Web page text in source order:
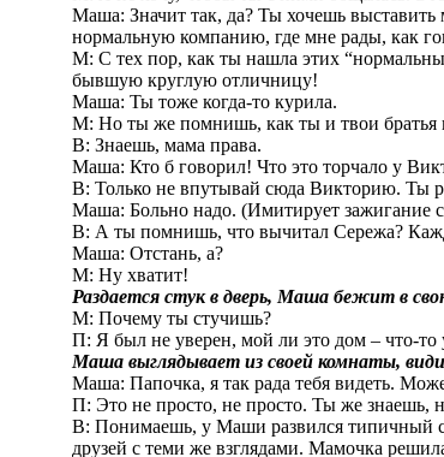
Маша: Значит так, да? Ты хочешь
нормальную компанию, где мне рады, как
М: С тех пор, как ты нашла этих
бывшую круглую отличницу!
Маша: Ты тоже когда-то курила.
М: Но ты же помнишь, как ты и твои братья
В: Знаешь, мама права.
Маша: Кто б говорил! Что это торчало у
В: Только не впутывай сюда Викторию. Ты
Маша: Больно надо. (Имитирует зажигание
В: А ты помнишь, что вычитал Сережа?
Маша: Отстань, а?
М: Ну хватит!
Раздается стук в дверь, Маша бежит в
М: Почему ты стучишь?
П: Я был не уверен, мой ли это дом – что-
Маша выглядывает из своей комнаты,
Маша: Папочка, я так рада тебя видеть.
П: Это не просто, не просто. Ты же знаешь,
В: Понимаешь, у Маши развился типичный
друзей с теми же взглядами. Мамочка